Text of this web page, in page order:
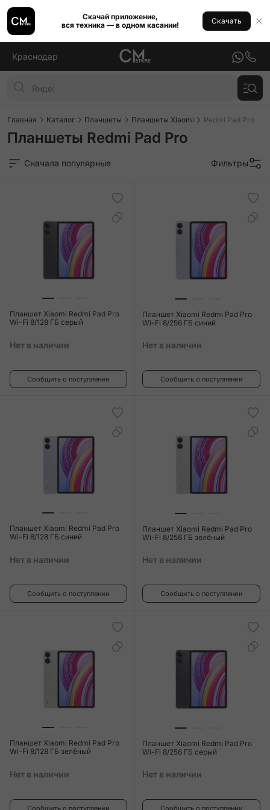
Скачай приложение,
вся техника — в одном касании!
Скачать
Краснодар
Главная Каталог Планшеты Планшеты Xiaomi Redmi Pad Pro
Планшеты Redmi Pad Pro
Сначала популярные Фильтры
Планшет Xiaomi Redmi Pad Pro
Wi-Fi 8/128 ГБ серый
Нет в наличии
Сообщить о поступлении
Планшет Xiaomi Redmi Pad Pro
Wi-Fi 8/256 ГБ синий
Нет в наличии
Сообщить о поступлении
Планшет Xiaomi Redmi Pad Pro
Wi-Fi 8/128 ГБ синий
Нет в наличии
Сообщить о поступлении
Планшет Xiaomi Redmi Pad Pro
Wi-Fi 8/256 ГБ зелёный
Нет в наличии
Сообщить о поступлении
Планшет Xiaomi Redmi Pad Pro
Wi-Fi 8/128 ГБ зелёный
Нет в наличии
Сообщить о поступлении
Планшет Xiaomi Redmi Pad Pro
Wi-Fi 8/256 ГБ серый
Нет в наличии
Сообщить о поступлении